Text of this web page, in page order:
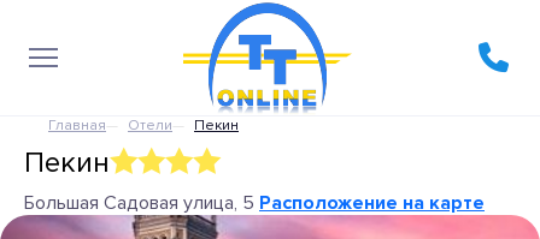
Главная Отели Пекин
Пекин
Большая Садовая улица, 5 Расположение на карте